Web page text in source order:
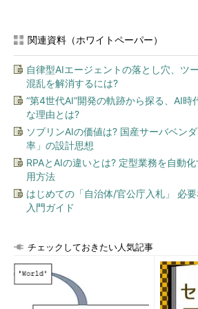
関連資料（ホワイトペーパー）
自律型AIエージェントの落とし穴、ツ
混乱を解消するには?
“第4世代AI”開発の軌跡から探る、AI時
な理由とは?
ソブリンAIの価値は? 国産サーバベン
率」の設計思想
RPAとAIの違いとは? 定型業務を自動
用方法
はじめての「自治体/官公庁入札」 必
入門ガイド
チェックしておきたい人気記事